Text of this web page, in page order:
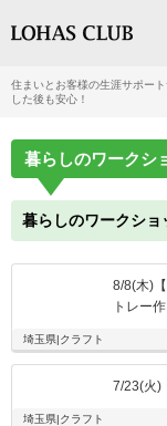
住まいとお客様の生涯サポー
した後も安心！
暮らしのワークシ
暮らしのワークショ
8/8(木)
トレー作
埼玉県|クラフト
7/23(火)
埼玉県|クラフト